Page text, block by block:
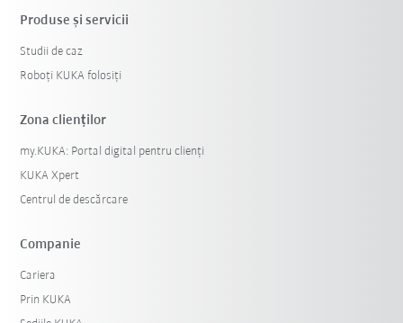
Produse şi servicii
Studii de caz
Roboți KUKA folosiți
Zona clienților
my.KUKA: Portal digital pentru clienți
KUKA Xpert
Centrul de descărcare
Companie
Cariera
Prin KUKA